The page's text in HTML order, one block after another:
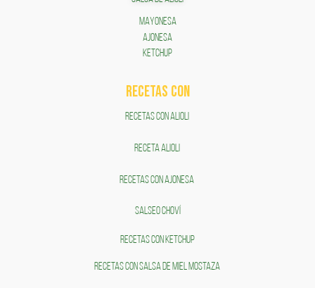
MAYONESA
AJONESA
KETCHUP
RECETAS COn
RECETAS CON ALIOLI
RECETA ALIOLI
RECETAS CON AJONESA
SALSEO CHOVÍ
RECETAS CON KETCHUP
RECETAS CON SALSA DE MIEL MOSTAZA